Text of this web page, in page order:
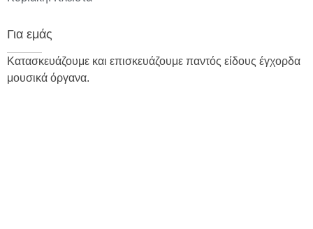
Για εμάς
Κατασκευάζουμε και επισκευάζουμε παντός είδους έγχορδα
μουσικά όργανα.